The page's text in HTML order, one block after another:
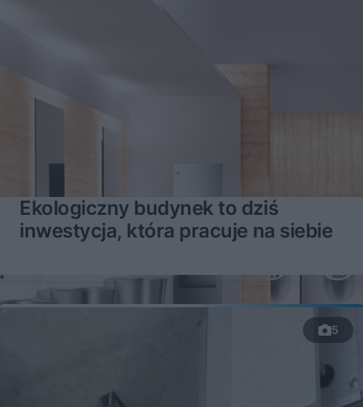
Ekologiczny budynek to dziś
inwestycja, która pracuje na siebie
5